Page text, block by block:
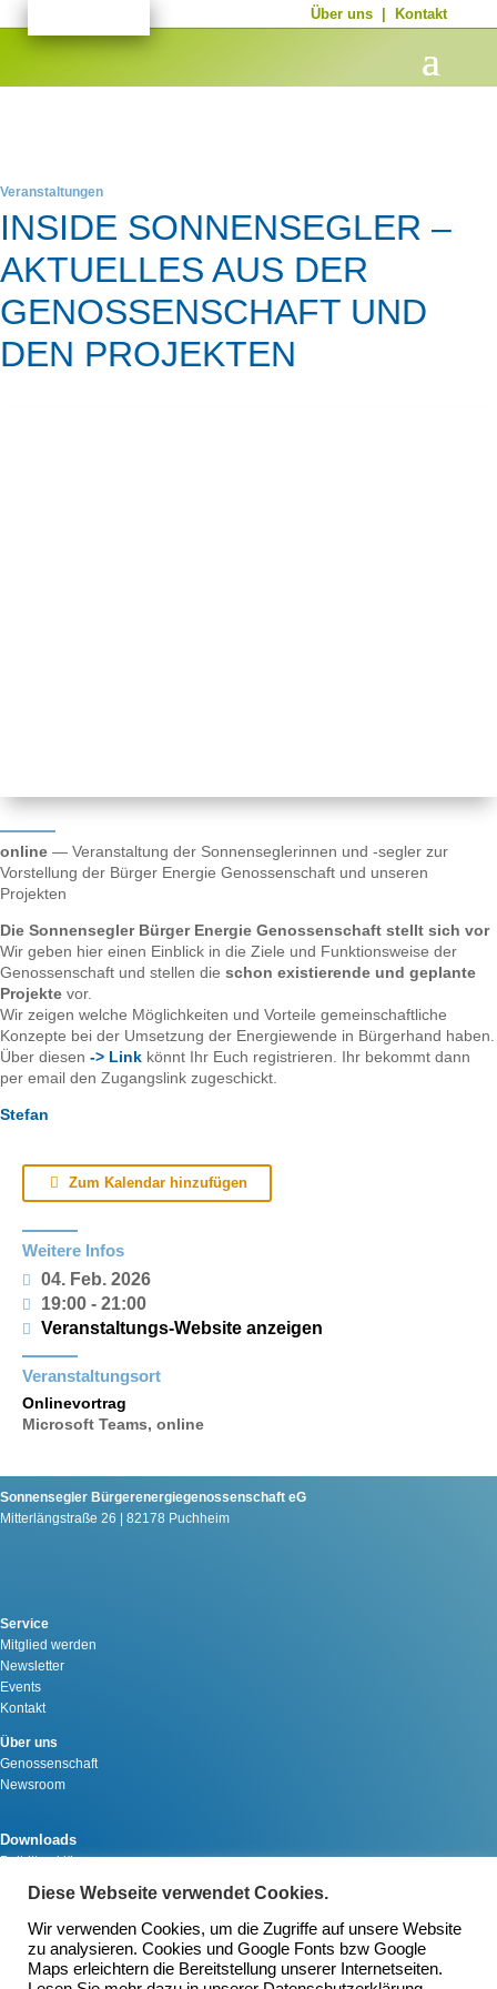
Über uns Kontakt
Veranstaltungen
INSIDE SONNENSEGLER –
AKTUELLES AUS DER
GENOSSENSCHAFT UND
DEN PROJEKTEN
online — Veranstaltung der Sonnenseglerinnen und -segler zur
Vorstellung der Bürger Energie Genossenschaft und unseren
Projekten
Die Sonnensegler Bürger Energie Genossenschaft stellt sich vor
Wir geben hier einen Einblick in die Ziele und Funktionsweise der
Genossenschaft und stellen die schon existierende und geplante
Projekte vor.
Wir zeigen welche Möglichkeiten und Vorteile gemeinschaftliche
Konzepte bei der Umsetzung der Energiewende in Bürgerhand haben.
Über diesen -> Link könnt Ihr Euch registrieren. Ihr bekommt dann
per email den Zugangslink zugeschickt.
Stefan
Zum Kalendar hinzufügen
Weitere Infos
04. Feb. 2026
19:00 - 21:00
Veranstaltungs-Website anzeigen
Veranstaltungsort
Onlinevortrag
Microsoft Teams, online
Sonnensegler Bürgerenergiegenossenschaft eG
Mitterlängstraße 26 | 82178 Puchheim
Service
Mitglied werden
Newsletter
Events
Kontakt
Über uns
Genossenschaft
Newsroom
Downloads
Beitrittserklärung
Schenkung
©️ 2026 Sonnensegler Bürgerenergiegenossenschaft eG
Diese Webseite verwendet Cookies.
Wir verwenden Cookies, um die Zugriffe auf unsere Website
zu analysieren. Cookies und Google Fonts bzw Google
Maps erleichtern die Bereitstellung unserer Internetseiten.